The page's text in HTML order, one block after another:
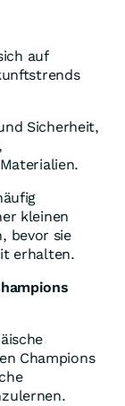
auf
Sicherheit,
kleinen
bevor sie
erhalten.
Champions